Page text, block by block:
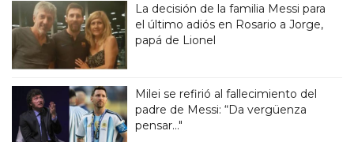
La decisión de la familia Messi para
el último adiós en Rosario a Jorge,
papá de Lionel
Milei se refirió al fallecimiento del
padre de Messi: “Da vergüenza
pensar..."